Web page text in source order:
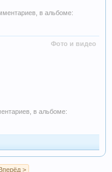
в альбоме:
Фото и видео
в альбоме:
>